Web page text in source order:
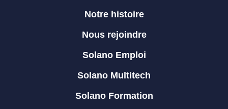
Notre histoire
Nous rejoindre
Solano Emploi
Solano Multitech
Solano Formation